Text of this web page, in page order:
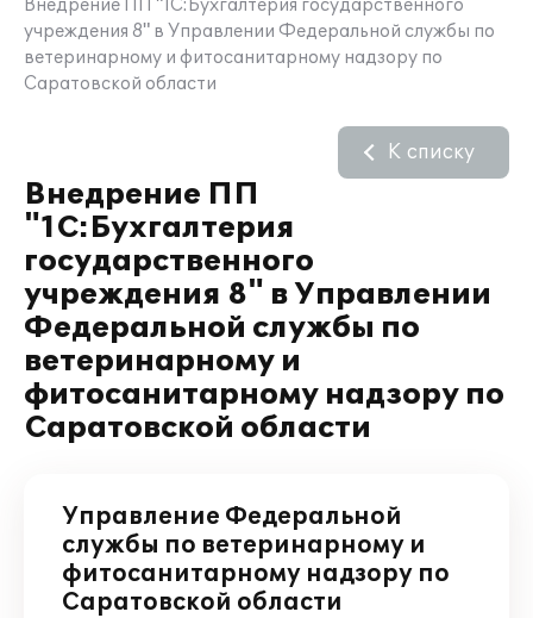
Внедрение ПП "1С:Бухгалтерия государственного
учреждения 8" в Управлении Федеральной службы по
ветеринарному и фитосанитарному надзору по
Саратовской области
Внедрение ПП
"1С:Бухгалтерия
государственного
учреждения 8" в Управлении
Федеральной службы по
ветеринарному и
фитосанитарному надзору по
Саратовской области
К списку
Управление Федеральной
службы по ветеринарному и
фитосанитарному надзору по
Саратовской области